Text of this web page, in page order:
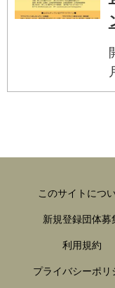
このサイトにつ
新規登録団体募
利用規約
プライバシーポリ